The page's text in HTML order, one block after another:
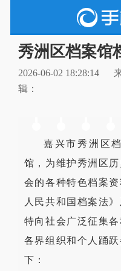
秀洲区档案馆
2026-06-02 18:28:14
辑：
嘉兴市秀洲区
馆，为维护秀洲区
会的各种特色档案
人民共和国档案法
特向社会广泛征集
各界组织和个人踊
下：